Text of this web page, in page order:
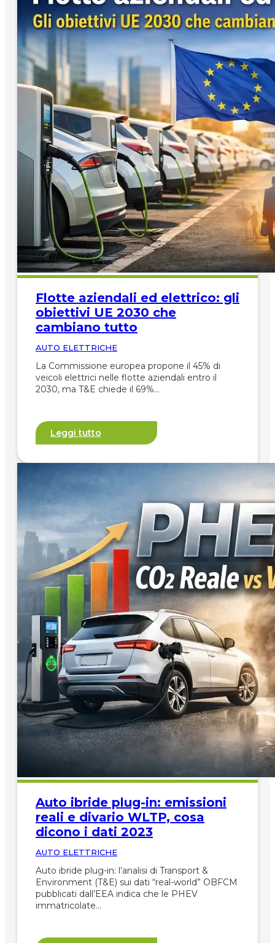
Flotte aziendali ed elettrico: gli
obiettivi UE 2030 che
cambiano tutto
AUTO ELETTRICHE
La Commissione europea propone il 45% di
veicoli elettrici nelle flotte aziendali entro il
2030, ma T&E chiede il 69%…
Leggi tutto
Auto ibride plug-in: emissioni
reali e divario WLTP, cosa
dicono i dati 2023
AUTO ELETTRICHE
Auto ibride plug-in: l’analisi di Transport &
Environment (T&E) sui dati “real-world” OBFCM
pubblicati dall’EEA indica che le PHEV
immatricolate…